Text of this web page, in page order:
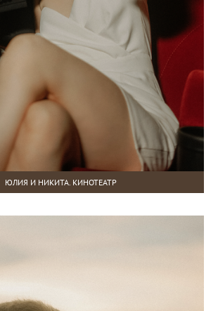
ЮЛИЯ И НИКИТА. КИНОТЕАТР